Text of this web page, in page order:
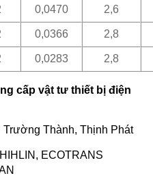
0,0470 2,6
0,0366 2,8
0,0283 2,8
cấp vật tư thiết bị điện
Trường Thành, Thịnh Phát
ECOTRANS